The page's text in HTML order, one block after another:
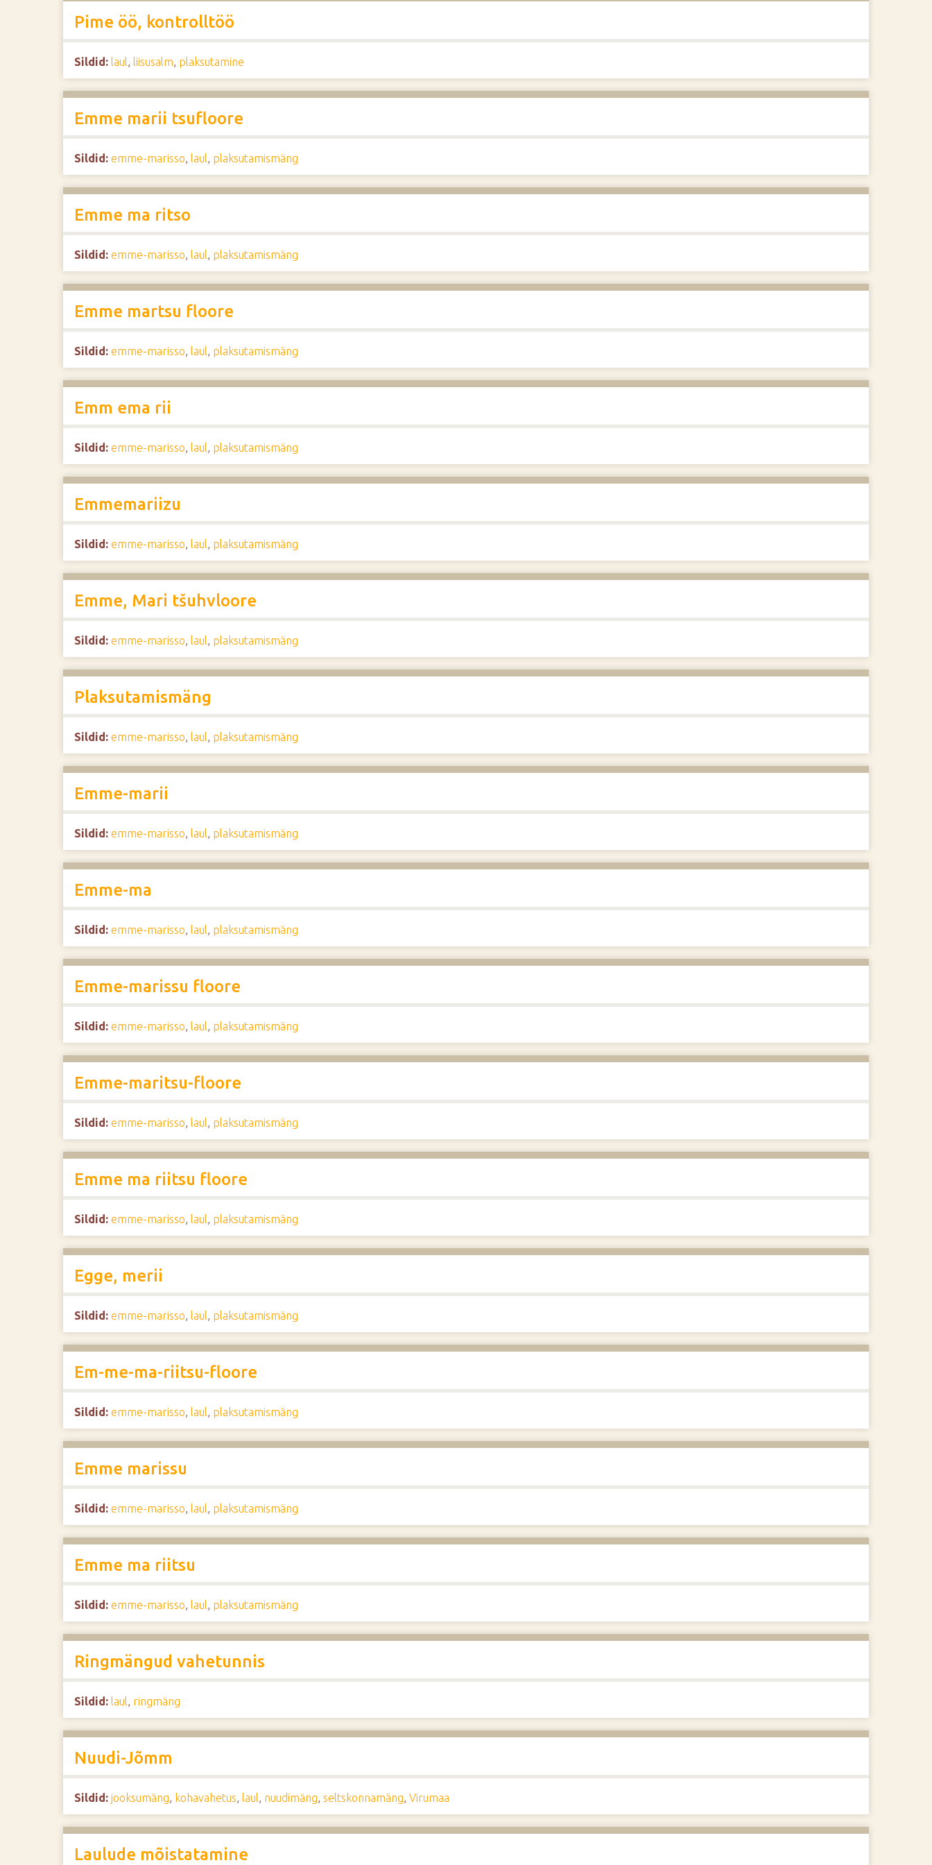
Pime öö, kontrolltöö
Sildid: laul,liisusalm, plaksutamine
Emme marii tsufloore
Sildid: emme-marisso,laul, plaksutamismäng
Emme ma ritso
Sildid: emme-marisso,laul, plaksutamismäng
Emme martsu floore
Sildid: emme-marisso,laul, plaksutamismäng
Emm ema rii
Sildid: emme-marisso,laul, plaksutamismäng
Emmemariizu
Sildid: emme-marisso,laul, plaksutamismäng
Emme, Mari tšuhvloore
Sildid: emme-marisso,laul, plaksutamismäng
Plaksutamismäng
Sildid: emme-marisso,laul, plaksutamismäng
Emme-marii
Sildid: emme-marisso,laul, plaksutamismäng
Emme-ma
Sildid: emme-marisso,laul, plaksutamismäng
Emme-marissu floore
Sildid: emme-marisso,laul, plaksutamismäng
Emme-maritsu-floore
Sildid: emme-marisso,laul, plaksutamismäng
Emme ma riitsu floore
Sildid: emme-marisso,laul, plaksutamismäng
Egge, merii
Sildid: emme-marisso,laul, plaksutamismäng
Em-me-ma-riitsu-floore
Sildid: emme-marisso,laul, plaksutamismäng
Emme marissu
Sildid: emme-marisso,laul, plaksutamismäng
Emme ma riitsu
Sildid: emme-marisso,laul, plaksutamismäng
Ringmängud vahetunnis
Sildid: laul, ringmäng
Nuudi-Jõmm
Sildid: jooksumäng, kohavahetus,laul, nuudimäng, seltskonnamäng,Virumaa
Laulude mõistatamine